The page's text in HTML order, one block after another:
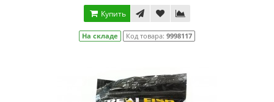
Купить
На складе Код товара: 9998117